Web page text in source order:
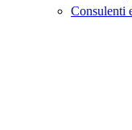
Consulenti